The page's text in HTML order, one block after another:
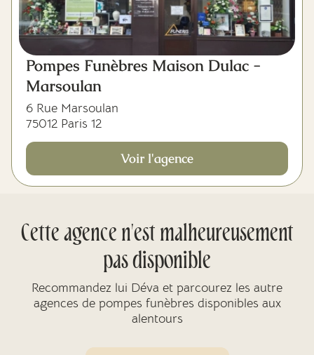
Pompes Funèbres Maison Dulac -
Marsoulan
6 Rue Marsoulan
75012 Paris 12
Voir l'agence
Cette agence n'est malheureusement
pas disponible
Recommandez lui Déva et parcourez les autre
agences de pompes funèbres disponibles aux
alentours